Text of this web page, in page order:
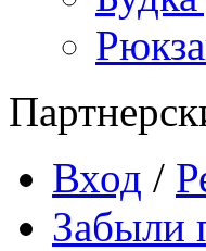
Вход /
Забыли